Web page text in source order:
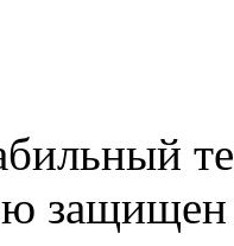
защищен